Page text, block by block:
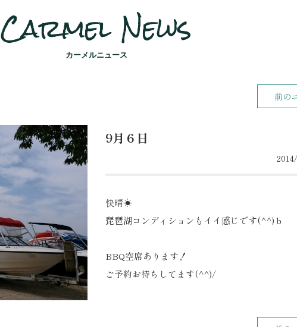
Carmel News
カーメルニュース
前の
9月６日
快晴☀
琵琶湖コンディションもイイ感じです(^^)ｂ
BBQ空席あります！
ご予約お待ちしてます(^^)/